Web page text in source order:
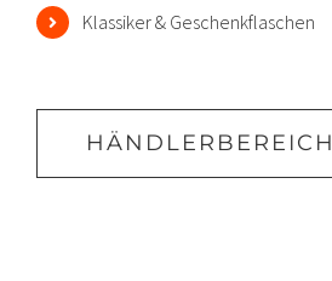
Klassiker & Geschenkflaschen
HÄNDLERBEREICH